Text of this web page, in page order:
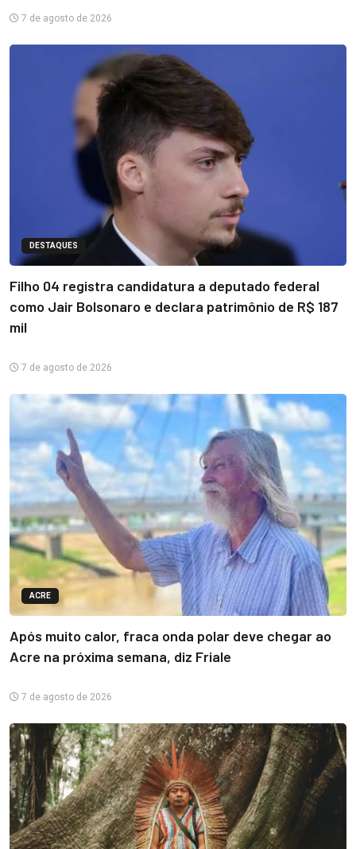
7 de agosto de 2026
DESTAQUES
Filho 04 registra candidatura a deputado federal
como Jair Bolsonaro e declara patrimônio de R$ 187
mil
7 de agosto de 2026
ACRE
Após muito calor, fraca onda polar deve chegar ao
Acre na próxima semana, diz Friale
7 de agosto de 2026